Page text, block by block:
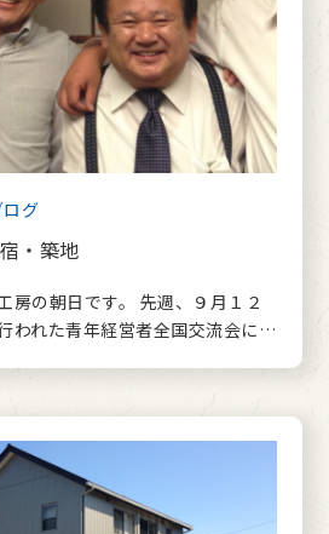
グ
・築地
房の朝日です。 先週、９月１２
われた青年経営者全国交流会に…